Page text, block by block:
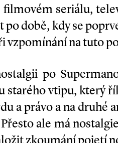
seriálu,
době, kdy se
vzpomínání na tuto
po
starého vtipu, který
a právo a na druhé
ale má
zkoumání pojetí